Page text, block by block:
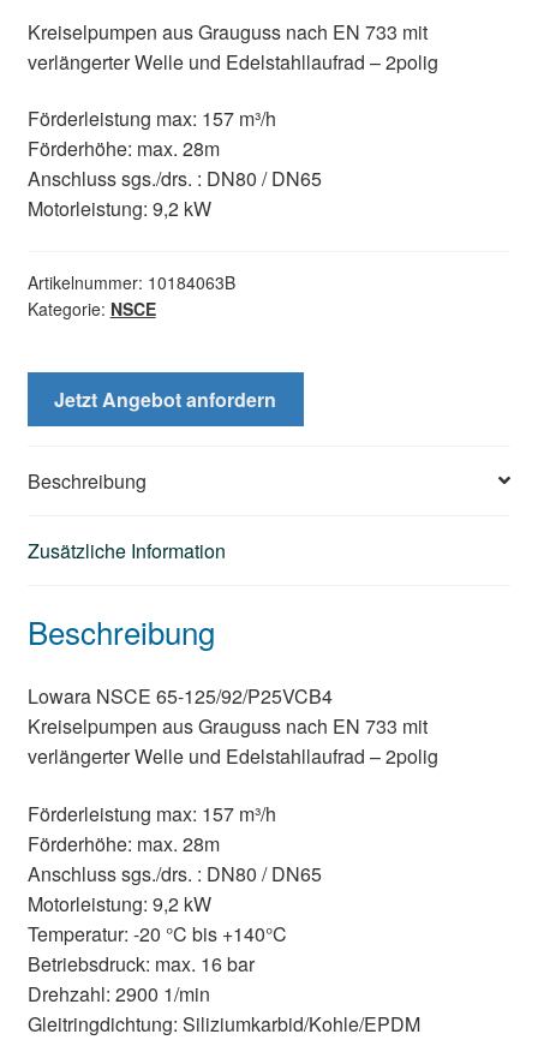
Kreiselpumpen aus Grauguss nach EN 733 mit
verlängerter Welle und Edelstahllaufrad – 2polig
Förderleistung max: 157 m³/h
Förderhöhe: max. 28m
Anschluss sgs./drs. : DN80 / DN65
Motorleistung: 9,2 kW
Artikelnummer: 10184063B
Kategorie: NSCE
Jetzt Angebot anfordern
Beschreibung
Zusätzliche Information
Beschreibung
Lowara NSCE 65-125/92/P25VCB4
Kreiselpumpen aus Grauguss nach EN 733 mit
verlängerter Welle und Edelstahllaufrad – 2polig
Förderleistung max: 157 m³/h
Förderhöhe: max. 28m
Anschluss sgs./drs. : DN80 / DN65
Motorleistung: 9,2 kW
Temperatur: -20 °C bis +140°C
Betriebsdruck: max. 16 bar
Drehzahl: 2900 1/min
Gleitringdichtung: Siliziumkarbid/Kohle/EPDM